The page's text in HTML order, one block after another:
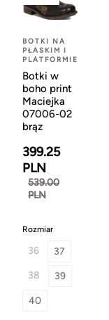
BOTKI NA
PŁASKIM I
PLATFORMIE
Botki w
boho print
Maciejka
07006-02
brąz
399.25
PLN
539.00
PLN
Rozmiar
36
37
38
39
40